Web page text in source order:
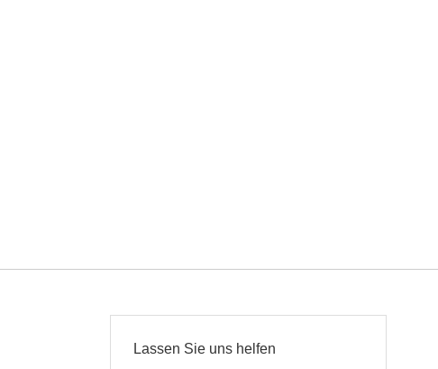
Lassen Sie uns helfen